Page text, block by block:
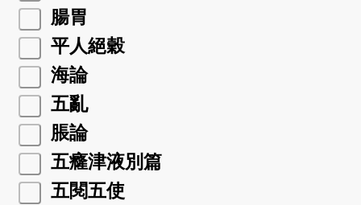
腸胃
平人絕穀
海論
五亂
脹論
五癃津液別篇
五閱五使